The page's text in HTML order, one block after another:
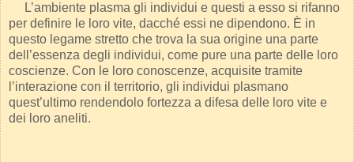
L’ambiente plasma gli individui e questi a esso si rifanno
per definire le loro vite, dacché essi ne dipendono. È in
questo legame stretto che trova la sua origine una parte
dell’essenza degli individui, come pure una parte delle loro
coscienze. Con le loro conoscenze, acquisite tramite
l’interazione con il territorio, gli individui plasmano
quest’ultimo rendendolo fortezza a difesa delle loro vite e
dei loro aneliti.